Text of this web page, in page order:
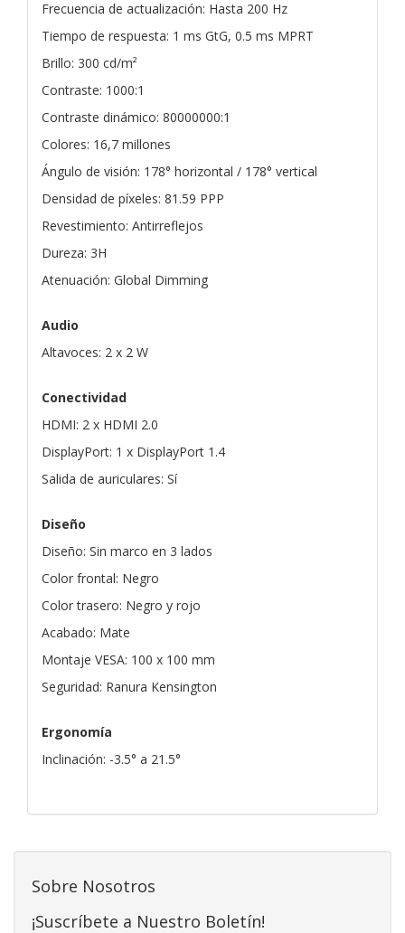
Frecuencia de actualización: Hasta 200 Hz
Tiempo de respuesta: 1 ms GtG, 0.5 ms MPRT
Brillo: 300 cd/m²
Contraste: 1000:1
Contraste dinámico: 80000000:1
Colores: 16,7 millones
Ángulo de visión: 178° horizontal / 178° vertical
Densidad de píxeles: 81.59 PPP
Revestimiento: Antirreflejos
Dureza: 3H
Atenuación: Global Dimming
Audio
Altavoces: 2 x 2 W
Conectividad
HDMI: 2 x HDMI 2.0
DisplayPort: 1 x DisplayPort 1.4
Salida de auriculares: Sí
Diseño
Diseño: Sin marco en 3 lados
Color frontal: Negro
Color trasero: Negro y rojo
Acabado: Mate
Montaje VESA: 100 x 100 mm
Seguridad: Ranura Kensington
Ergonomía
Inclinación: -3.5° a 21.5°
Sobre Nosotros
¡Suscríbete a Nuestro Boletín!